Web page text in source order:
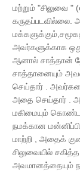
மற்றும் "சிலுவை
கருதப்படவில்லை.
அவர்களுக்காக
ஆனால் சாத்தான்
சாத்தானையும்
செய்தார் .
அதை செய்தார் .
மகிமையும் கொண்ட
நமக்கான
மாற்றி , அதைக்
சிலுவையில்
அவமானத்தையும்